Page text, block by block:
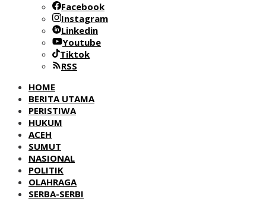
Facebook
Instagram
Linkedin
Youtube
Tiktok
RSS
HOME
BERITA UTAMA
PERISTIWA
HUKUM
ACEH
SUMUT
NASIONAL
POLITIK
OLAHRAGA
SERBA-SERBI